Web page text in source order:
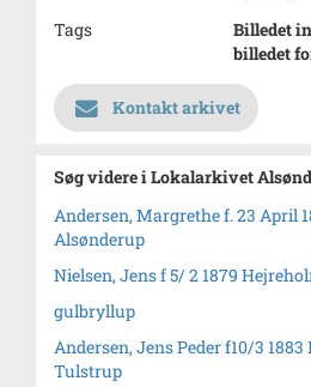
Tags
Billedet
billedet
Kontakt arkivet
Søg videre i Lokalarkivet
Andersen, Margrethe f. 23 April
Alsønderup
Nielsen, Jens f 5/ 2 1879
gulbryllup
Andersen, Jens Peder f10/3
Tulstrup